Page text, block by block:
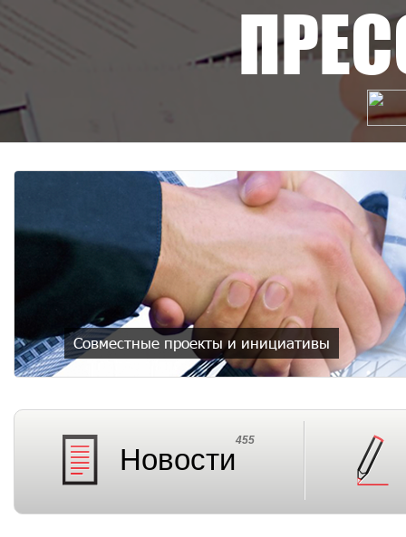
Совместные проекты и инициативы
Новости
455